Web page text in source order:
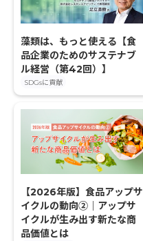
藻類は、もっと使える【食
品企業のためのサステナブ
ル経営（第42回）】
SDGsに貢献
【2026年版】食品アップサ
イクルの動向②｜アップサ
イクルが生み出す新たな商
品価値とは